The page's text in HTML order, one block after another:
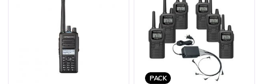
PACK